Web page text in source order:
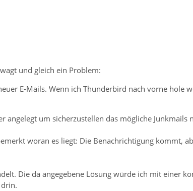
und gleich ein Problem:
E-Mails. Wenn ich Thunderbird nach vorne hole
angelegt um sicherzustellen das mögliche Junkmails
woran es liegt: Die Benachrichtigung kommt,
Die da angegebene Lösung würde ich mit einer